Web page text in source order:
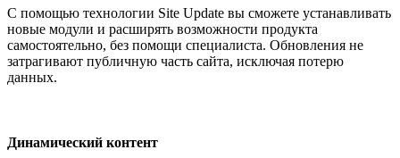
С помощью технологии Site Update вы сможете устанавливать
новые модули и расширять возможности продукта
самостоятельно, без помощи специалиста. Обновления не
затрагивают публичную часть сайта, исключая потерю
данных.
Динамический контент